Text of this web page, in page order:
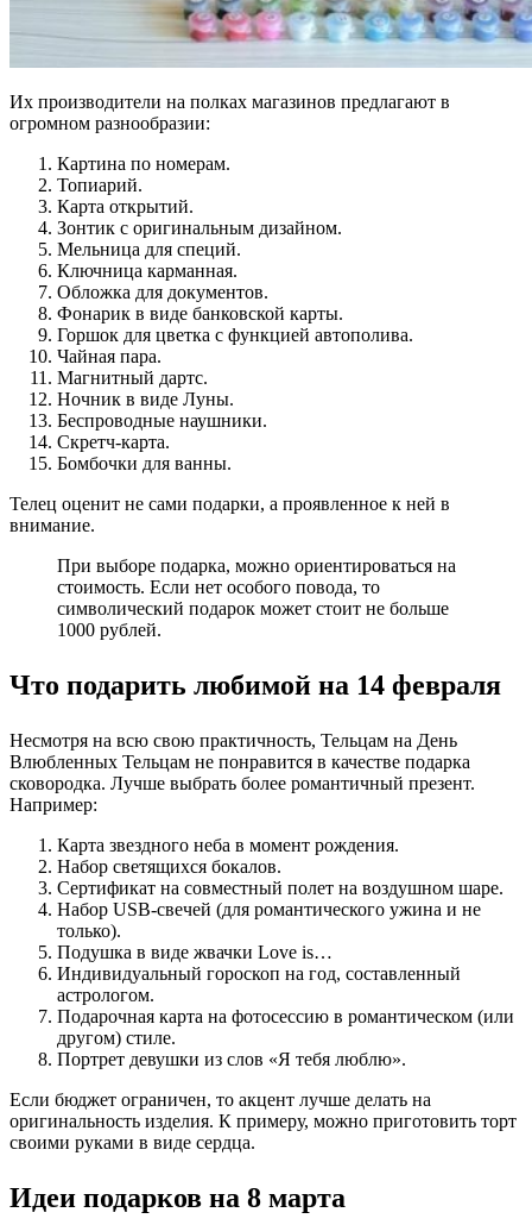
Их производители на полках магазинов предлагают в
огромном разнообразии:
Картина по номерам.
Топиарий.
Карта открытий.
Зонтик с оригинальным дизайном.
Мельница для специй.
Ключница карманная.
Обложка для документов.
Фонарик в виде банковской карты.
Горшок для цветка с функцией автополива.
Чайная пара.
Магнитный дартс.
Ночник в виде Луны.
Беспроводные наушники.
Скретч-карта.
Бомбочки для ванны.
Телец оценит не сами подарки, а проявленное к ней в
внимание.
При выборе подарка, можно ориентироваться на
стоимость. Если нет особого повода, то
символический подарок может стоит не больше
1000 рублей.
Что подарить любимой на 14 февраля
Несмотря на всю свою практичность, Тельцам на День
Влюбленных Тельцам не понравится в качестве подарка
сковородка. Лучше выбрать более романтичный презент.
Например:
Карта звездного неба в момент рождения.
Набор светящихся бокалов.
Сертификат на совместный полет на воздушном шаре.
Набор USB-свечей (для романтического ужина и не
только).
Подушка в виде жвачки Love is…
Индивидуальный гороскоп на год, составленный
астрологом.
Подарочная карта на фотосессию в романтическом (или
другом) стиле.
Портрет девушки из слов «Я тебя люблю».
Если бюджет ограничен, то акцент лучше делать на
оригинальность изделия. К примеру, можно приготовить торт
своими руками в виде сердца.
Идеи подарков на 8 марта